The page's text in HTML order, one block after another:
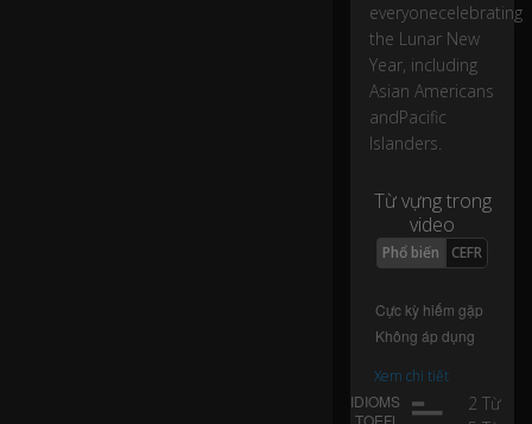
0:02
e
Lu
n
ar
ar
in
cl
di
ng
As
everyonecelebrating
the Lunar New
Year, including
Asian Americans
andPacific
Islanders.
Từ vựng trong
video
Phổ biến CEFR
Xem chi tiết
2 Từ